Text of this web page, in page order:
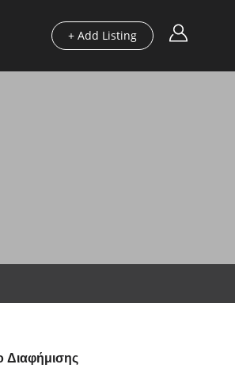
+ Add Listing
Διαφήμισης